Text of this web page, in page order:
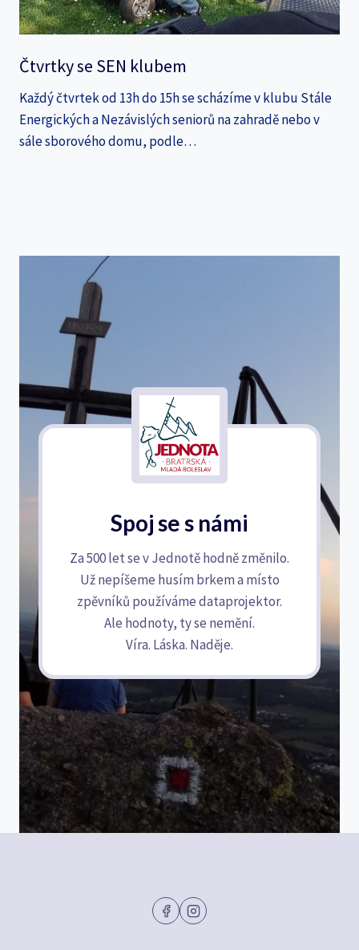
Čtvrtky se SEN klubem
Každý čtvrtek od 13h do 15h se scházíme v klubu Stále
Energických a Nezávislých seniorů na zahradě nebo v
sále sborového domu, podle…
Spoj se s námi
Za 500 let se v Jednotě hodně změnilo.
Už nepíšeme husím brkem a místo
zpěvníků používáme dataprojektor.
Ale hodnoty, ty se nemění.
Víra. Láska. Naděje.